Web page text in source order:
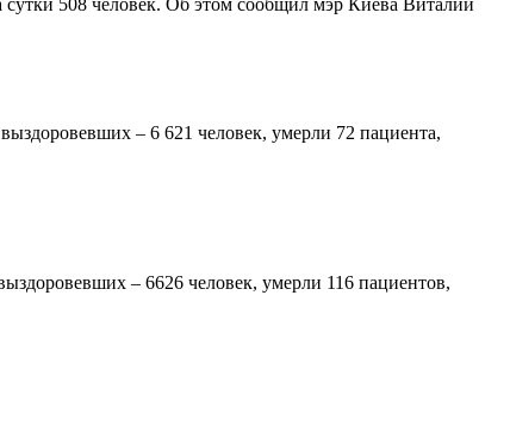
– 6 621 человек, умерли 72 пациента,
– 6626 человек, умерли 116 пациентов,